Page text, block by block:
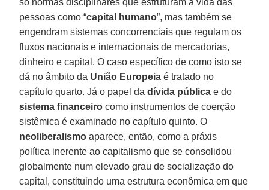
pessoas como “capital humano”, mas também se
engendram sistemas concorrenciais que regulam os
fluxos nacionais e internacionais de mercadorias,
dinheiro e capital. O caso específico de como isto se
dá no âmbito da União Europeia é tratado no
capítulo quarto. Já o papel dadívida pública e do
sistema financeiro como instrumentos de coerção
sistêmica é examinado no capítulo quinto. O
neoliberalismo aparece, então, como a práxis
política inerente ao capitalismo que se consolidou
globalmente num elevado grau de socialização do
capital, constituindo uma estrutura econômica em que